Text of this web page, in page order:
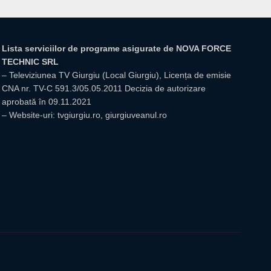
Lista serviciilor de programe asigurate de NOVA FORCE
TECHNIC SRL
– Televiziunea TV Giurgiu (Local Giurgiu), Licența de emisie
CNA nr. TV-C 591.3/05.05.2011 Decizia de autorizare
aprobată în 09.11.2021
– Website-uri: tvgiurgiu.ro, giurgiuveanul.ro